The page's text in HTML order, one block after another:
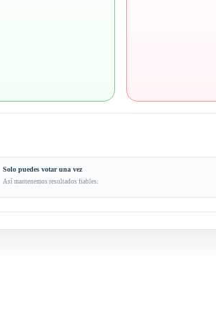
Solo puedes votar una vez
Así mantenemos resultados fiables.